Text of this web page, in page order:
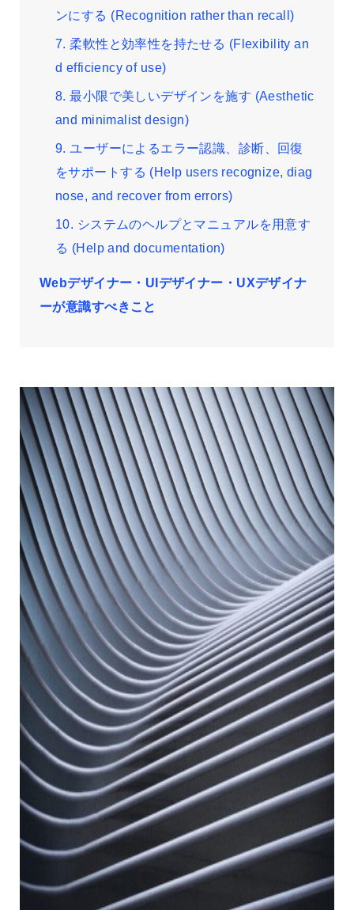
ンにする (Recognition rather than recall)
7. 柔軟性と効率性を持たせる (Flexibility an
d efficiency of use)
8. 最小限で美しいデザインを施す (Aesthetic
and minimalist design)
9. ユーザーによるエラー認識、診断、回復
をサポートする (Help users recognize, diag
nose, and recover from errors)
10. システムのヘルプとマニュアルを用意す
る (Help and documentation)
Webデザイナー・UIデザイナー・UXデザイナ
ーが意識すべきこと